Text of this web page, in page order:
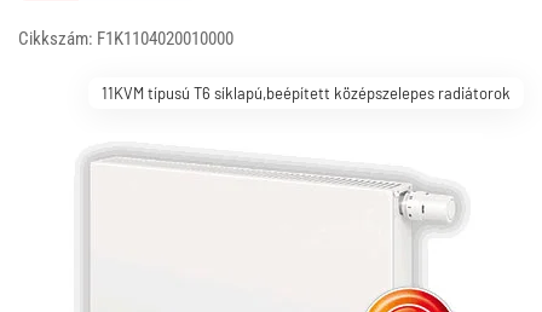
Cikkszám: F1K1104020010000
11KVM típusú T6 síklapú,beépített középszelepes radiátorok